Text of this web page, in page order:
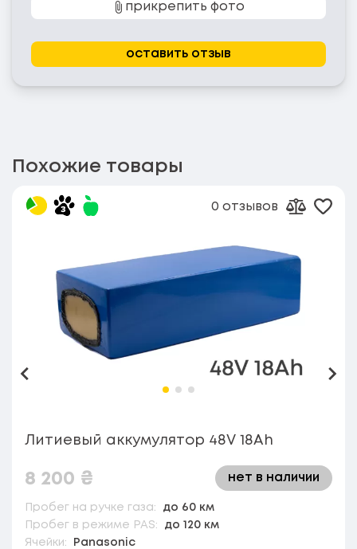
прикрепить фото
оставить отзыв
Похожие товары
Назад
Литиевый аккумулятор 48V 18Ah
8 200 ₴ нет в наличии
0 отзывов
Пробег на ручке газа:
до 60 км
Пробег в режиме PAS:
до 120 км
Ячейки:
Panasonic